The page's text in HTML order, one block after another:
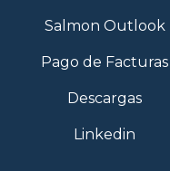
Salmon Outlook
Pago de Facturas
Descargas
Linkedin